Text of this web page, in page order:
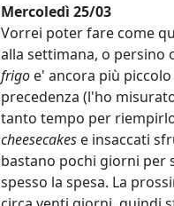
Mercoledì 25/03
Vorrei poter fare come
alla settimana, o persino
frigo e' ancora più
precedenza (l'ho
tanto tempo per
cheesecakes e insaccati
bastano pochi giorni per
spesso la spesa. La